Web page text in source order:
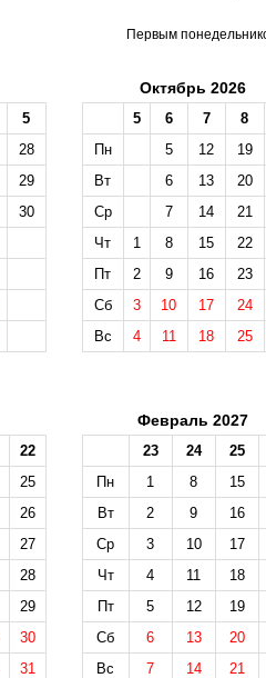
Первым
5
28
29
30
Октябрь 2026
5 6 7
8
Пн
5 12
19
Вт
6 13
20
Ср
7 14
21
Чт
1 8 15
22
Пт
2 9 16
23
Сб
3 10 17
24
Вс
4 11 18 25
22
25
26
27
28
29
30
31
Февраль 2027
23 24
25
Пн
1 8
15
Вт
2 9
16
Ср
3 10
17
Чт
4 11
18
Пт
5 12
19
Сб
6 13
20
Вс
7 14 21